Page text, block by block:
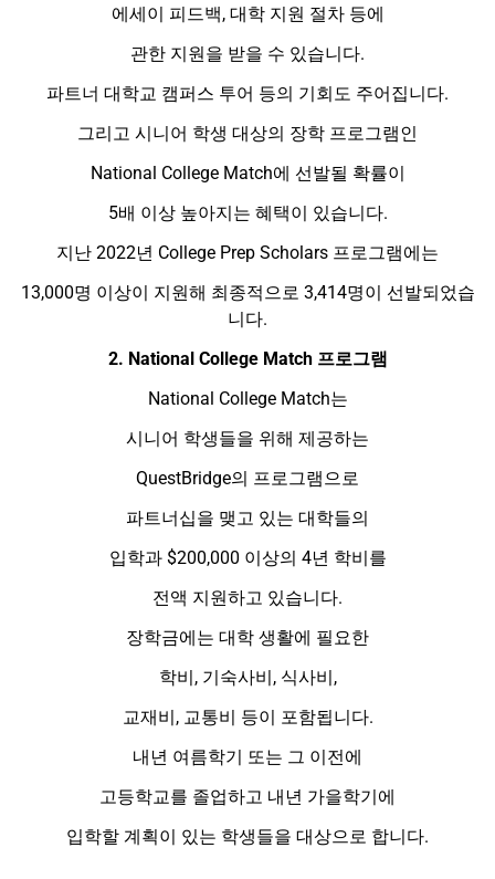
에세이 피드백, 대학 지원 절차 등에
관한 지원을 받을 수 있습니다.
파트너 대학교 캠퍼스 투어 등의 기회도 주어집니다.
그리고 시니어 학생 대상의 장학 프로그램인
National College Match에 선발될 확률이
5배 이상 높아지는 혜택이 있습니다.
지난 2022년 College Prep Scholars 프로그램에는
13,000명 이상이 지원해 최종적으로 3,414명이 선발되었습
니다.
2. National College Match 프로그램
National College Match는
시니어 학생들을 위해 제공하는
QuestBridge의 프로그램으로
파트너십을 맺고 있는 대학들의
입학과 $200,000 이상의 4년 학비를
전액 지원하고 있습니다.
장학금에는 대학 생활에 필요한
학비, 기숙사비, 식사비,
교재비, 교통비 등이 포함됩니다.
내년 여름학기 또는 그 이전에
고등학교를 졸업하고 내년 가을학기에
입학할 계획이 있는 학생들을 대상으로 합니다.